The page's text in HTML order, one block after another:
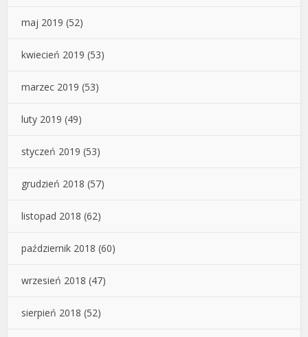
maj 2019 (52)
kwiecień 2019 (53)
marzec 2019 (53)
luty 2019 (49)
styczeń 2019 (53)
grudzień 2018 (57)
listopad 2018 (62)
październik 2018 (60)
wrzesień 2018 (47)
sierpień 2018 (52)